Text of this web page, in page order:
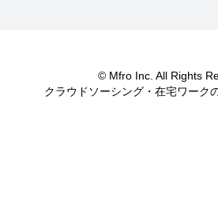
© Mfro Inc. All Rights
クラウドソーシング・在宅ワーク